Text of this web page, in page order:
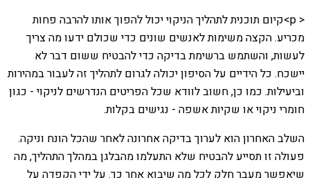
< p>קיום תוכנית לתהליך הניקוי יכול להפוך אותו להרבה פחות
מכריע. הקצה משימות לאנשים שונים כדי שכולם ידעו מה צריך
לעשות, והשתמש ברשימת בדיקה כדי להבטיח ששום דבר לא
יישכח. כל הידיים על הסיפון יכולה לגרום לתהליך זה לעבור במהירות
וביעילות. כמו כן, חשוב לוודא שכל הפריטים הנדרשים לניקוי - כגון
חומרי ניקוי או שקיות אשפה - נגישים בקלות.
השלב האחרון הוא לערוך בדיקה אחרונה לאחר שהכל הונח וניקה.
פעולה זו תסייע להבטיח שלא התעלמו מהבלגן במהלך התהליך, מה
שיאפשר מעבר חלק לכל מה שיבוא אחר כך. על ידי הקפדה על